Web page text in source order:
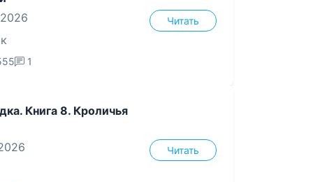
1
Читать
Книга 8. Кроличья
Читать